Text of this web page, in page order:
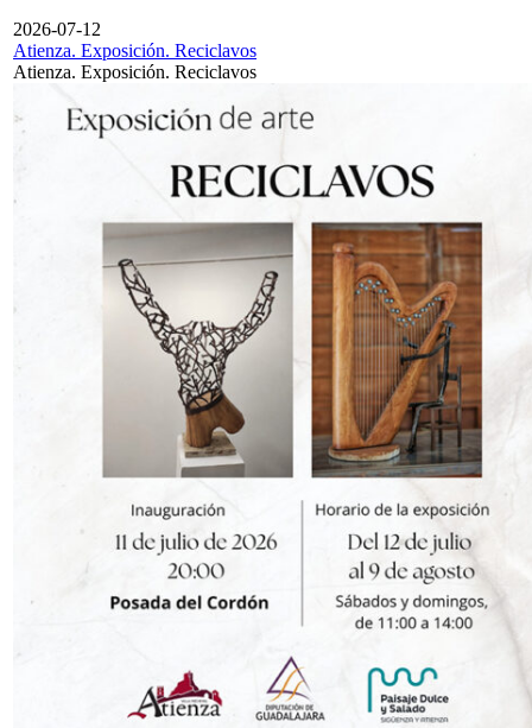
2026-07-12
Atienza. Exposición. Reciclavos
Atienza. Exposición. Reciclavos